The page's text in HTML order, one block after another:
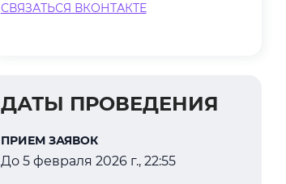
СВЯЗАТЬСЯ ВКОНТАКТЕ
ДАТЫ ПРОВЕДЕНИЯ
ПРИЕМ ЗАЯВОК
До 5 февраля 2026 г., 22:55